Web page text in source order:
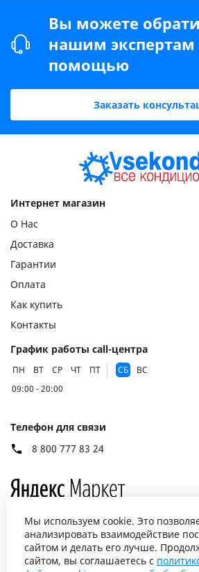
Kentatsu KSGB53HZAN1/
Площадь:50 м²
Midea MSMBCU-
Напряжение:
Вы можете
нашим экспертам
помощью
Заказать
Интернет магазин
О Нас
Доставка
Гарантии
Оплата
Как купить
Контакты
График работы call-центра
ПН ВТ СР ЧТ ПТ СБ
ВС
09:00 - 20:00
Телефон для связи
8 800 777 83 24
© 2026 “ВСЕКОНД”
Мы используем cookie. Это
анализировать взаимодействие
сайтом и делать его лучше.
сайтом, вы соглашаетесь с